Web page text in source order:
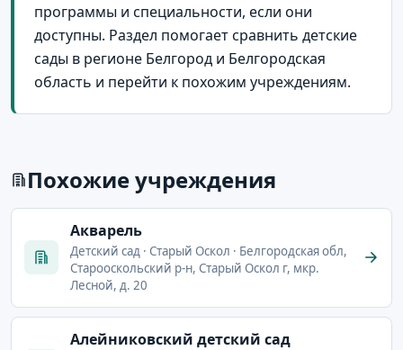
программы и специальности, если они
доступны. Раздел помогает сравнить детские
сады в регионе Белгород и Белгородская
область и перейти к похожим учреждениям.
Похожие учреждения
Акварель
Детский сад · Старый Оскол · Белгородская обл,
Старооскольский р-н, Старый Оскол г, мкр.
Лесной, д. 20
Алейниковский детский сад